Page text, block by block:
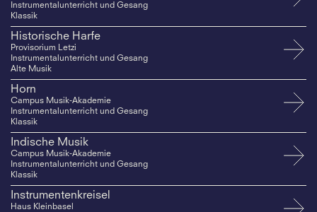
Instrumentalunterricht und Gesang
Klassik
Historische Harfe
Provisorium Letzi
Instrumentalunterricht und Gesang
Alte Musik
Horn
Campus Musik-Akademie
Instrumentalunterricht und Gesang
Klassik
Indische Musik
Campus Musik-Akademie
Instrumentalunterricht und Gesang
Klassik
Instrumentenkreisel
Haus Kleinbasel